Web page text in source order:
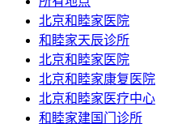
北京和睦家医院
和睦家天辰诊所
北京和睦家医院
北京和睦家康复医院
北京和睦家医疗中心
和睦家建国门诊所